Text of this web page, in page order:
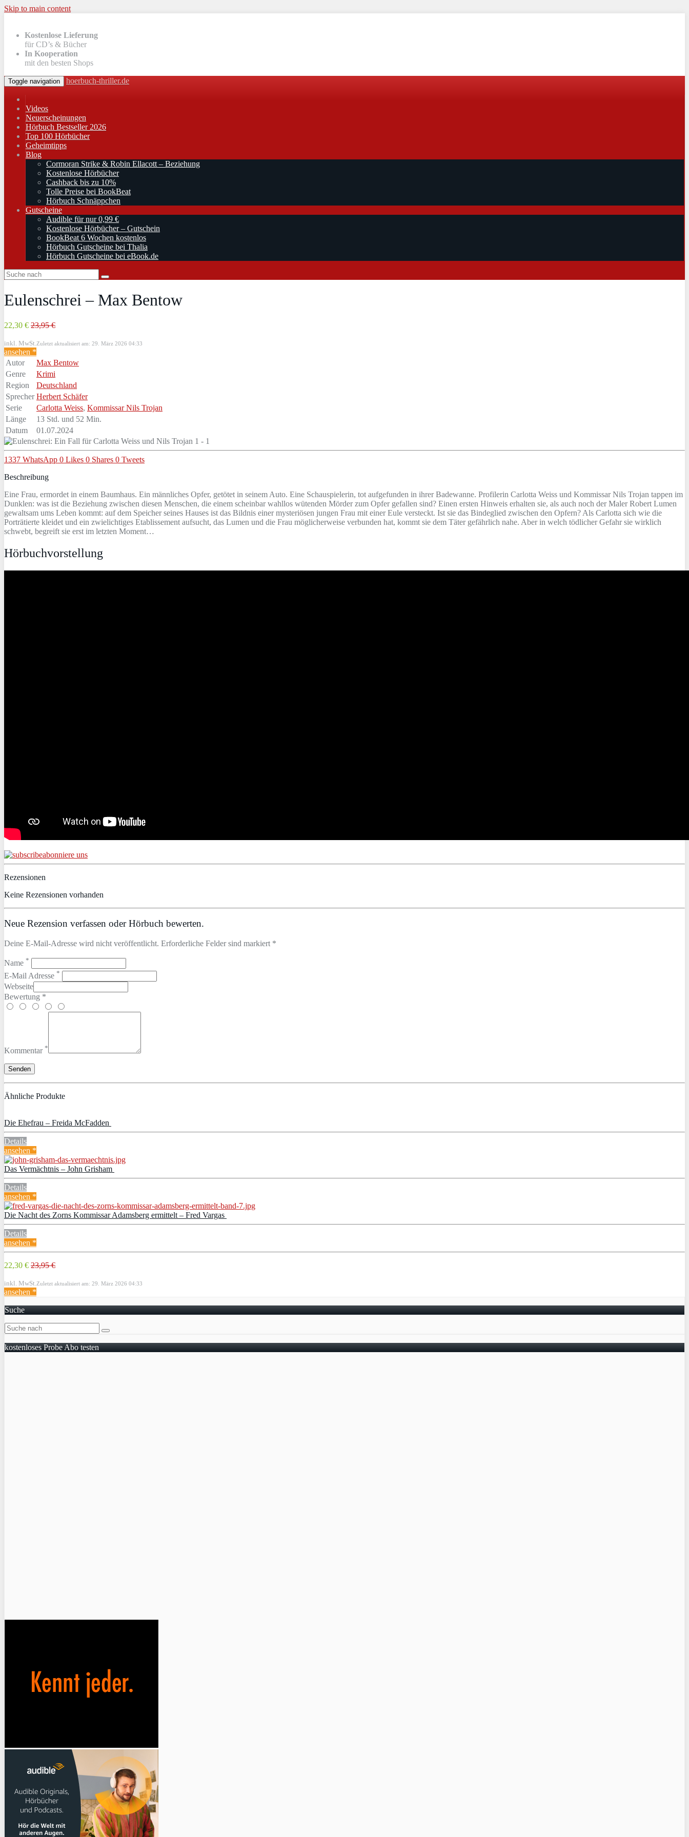
Skip to main content
Kostenlose Lieferung
für CD’s & Bücher
In Kooperation
mit den besten Shops
Toggle navigation hoerbuch-thriller.de
Videos
Neuerscheinungen
Hörbuch Bestseller 2026
Top 100 Hörbücher
Geheimtipps
Blog
Cormoran Strike & Robin Ellacott – Beziehung
Kostenlose Hörbücher
Cashback bis zu 10%
Tolle Preise bei BookBeat
Hörbuch Schnäppchen
Gutscheine
Audible für nur 0,99 €
Kostenlose Hörbücher – Gutschein
BookBeat 6 Wochen kostenlos
Hörbuch Gutscheine bei Thalia
Hörbuch Gutscheine bei eBook.de
Eulenschrei – Max Bentow
22,30 € 23,95 €
inkl. MwSt. Zuletzt aktualisiert am: 29. März 2026 04:33
ansehen *
Autor
Max Bentow
Genre
Krimi
Region
Deutschland
Sprecher Herbert Schäfer
Serie
Carlotta Weiss, Kommissar Nils Trojan
Länge
13 Std. und 52 Min.
Datum
01.07.2024
1337 WhatsApp 0 Likes 0 Shares 0 Tweets
Beschreibung
Eine Frau, ermordet in einem Baumhaus. Ein männliches Opfer, getötet in seinem Auto. Eine Schauspielerin, tot aufgefunden in ihrer Badewanne. Profilerin Carlotta Weiss und Kommissar Nils Trojan tappen im
Dunklen: was ist die Beziehung zwischen diesen Menschen, die einem scheinbar wahllos wütenden Mörder zum Opfer gefallen sind? Einen ersten Hinweis erhalten sie, als auch noch der Maler Robert Lumen
gewaltsam ums Leben kommt: auf dem Speicher seines Hauses ist das Bildnis einer mysteriösen jungen Frau mit einer Eule versteckt. Ist sie das Bindeglied zwischen den Opfern? Als Carlotta sich wie die
Porträtierte kleidet und ein zwielichtiges Etablissement aufsucht, das Lumen und die Frau möglicherweise verbunden hat, kommt sie dem Täter gefährlich nahe. Aber in welch tödlicher Gefahr sie wirklich
schwebt, begreift sie erst im letzten Moment…
Hörbuchvorstellung
abonniere uns
Rezensionen
Keine Rezensionen vorhanden
Neue Rezension verfassen oder Hörbuch bewerten.
Deine E-Mail-Adresse wird nicht veröffentlicht. Erforderliche Felder sind markiert *
Name *
E-Mail Adresse *
Webseite
Bewertung *
Kommentar *
Ähnliche Produkte
Die Ehefrau – Freida McFadden
Details
ansehen *
Das Vermächtnis – John Grisham
Details
ansehen *
Die Nacht des Zorns Kommissar Adamsberg ermittelt – Fred Vargas
Details
ansehen *
22,30 € 23,95 €
inkl. MwSt. Zuletzt aktualisiert am: 29. März 2026 04:33
ansehen *
Suche
kostenloses Probe Abo testen